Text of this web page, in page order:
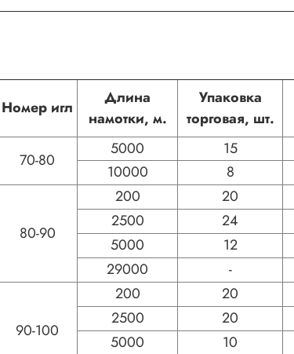
Номер игл
Длина
намотки, м.
Упаковка
торговая, шт.
70-80
5000 15
10000
8
80-90
200 20
2500
24
5000
12
29000
-
90-100
200 20
2500
20
5000
10